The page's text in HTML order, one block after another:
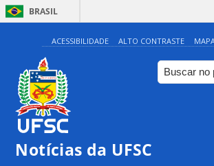
BRASIL
ACESSIBILIDADE ALTO CONTRASTE
Notícias da UFSC